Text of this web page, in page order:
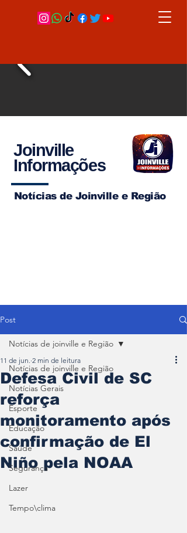
Joinville
Informações
Notícias de Joinville e Região
Post
Notícias de joinville e Região
Notícias Gerais
Esporte
Educação
Saúde
Segurança
Lazer
Tempo\clima
Notícias de joinville e Região
Defesa Civil de SC
reforça
monitoramento após
confirmação de El
Niño pela NOAA
11 de jun. 2 min de leitura